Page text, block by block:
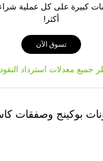
كبيرة على كل عملية شراء
أكثر!
تسوق الآن
جميع معدلات استرداد النقود
بوكينج وصفقات